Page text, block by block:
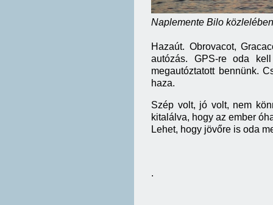
Naplemente Bilo
Hazaút. Obrovacot,
autózás. GPS-re oda
megautóztatott bennünk.
haza.
Szép volt, jó volt, nem
kitalálva, hogy az ember
Lehet, hogy jövőre is oda
.